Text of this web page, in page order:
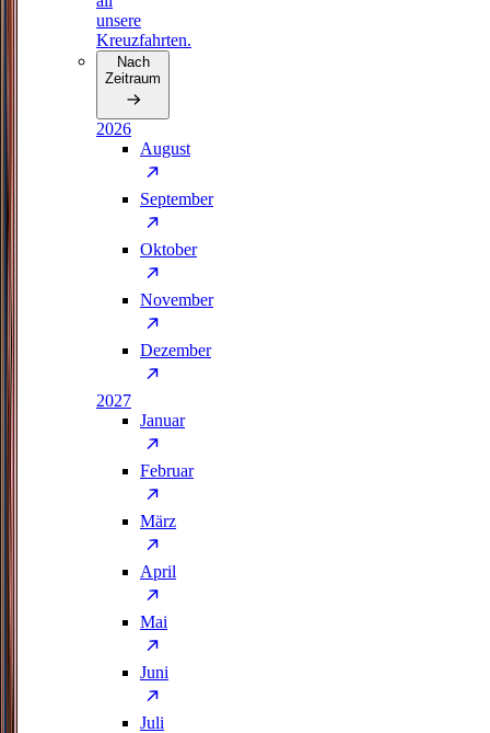
unsere
Kreuzfahrten.
Nach
Zeitraum
2026
August
September
Oktober
November
Dezember
2027
Januar
Februar
März
April
Mai
Juni
Juli